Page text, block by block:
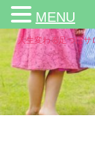
人生変わる足つぼサ
MENU